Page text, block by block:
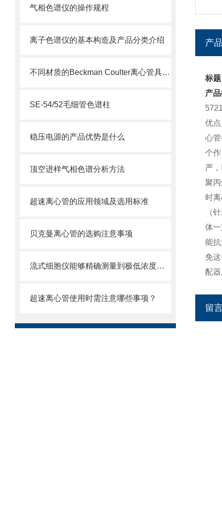
气相色谱仪的操作规程
离子色谱仪的基本构造及产品分类介绍
不同材质的Beckman Coulter离心管具有不同的使用特性
SE-54/52毛细管色谱柱
稳压电源的产品优势是什么
顶空进样气相色谱分析方法
超速离心管的应用领域及选用标准
贝克曼离心管的选购注意事项
流式细胞仪能够精确测量到极低浓度的标记物
超速离心管使用时需注意哪些事项？
产
标
产
优
心
个
严
聚
时
（
体
能
免
配
留